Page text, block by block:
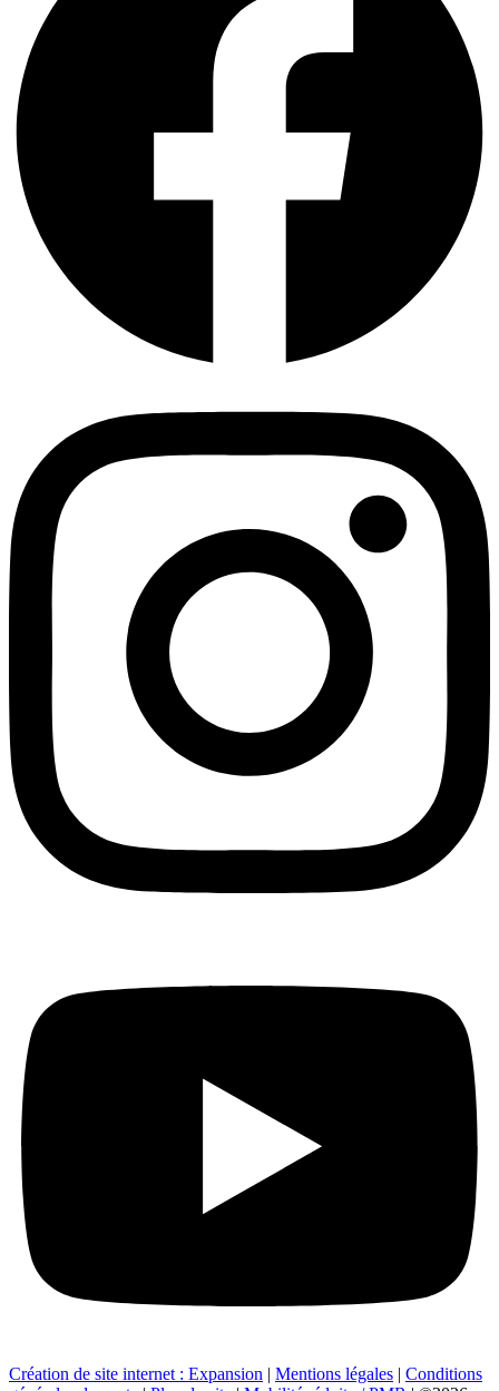
Création de site internet : Expansion | Mentions légales | Conditions